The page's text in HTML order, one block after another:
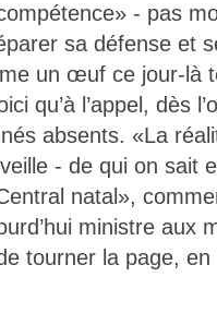
- pas
sa défense et
un œuf ce jour-là
qu’à l’appel, dès
absents. «La
- de qui on sait
natal»,
ministre aux
tourner la page, en